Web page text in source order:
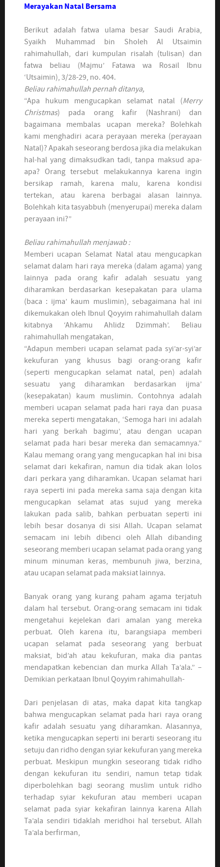
Merayakan Natal Bersama
Berikut adalah fatwa ulama besar Saudi Arabia,
Syaikh Muhammad bin Sholeh Al Utsaimin
rahimahullah, dari kumpulan risalah (tulisan) dan
fatwa beliau (Majmu’ Fatawa wa Rosail Ibnu
‘Utsaimin), 3/28-29, no. 404.
Beliau rahimahullah pernah ditanya,
“Apa hukum mengucapkan selamat natal (Merry
Christmas) pada orang kafir (Nashrani) dan
bagaimana membalas ucapan mereka? Bolehkah
kami menghadiri acara perayaan mereka (perayaan
Natal)? Apakah seseorang berdosa jika dia melakukan
hal-hal yang dimaksudkan tadi, tanpa maksud apa-
apa? Orang tersebut melakukannya karena ingin
bersikap ramah, karena malu, karena kondisi
tertekan, atau karena berbagai alasan lainnya.
Bolehkah kita tasyabbuh (menyerupai) mereka dalam
perayaan ini?”
Beliau rahimahullah menjawab :
Memberi ucapan Selamat Natal atau mengucapkan
selamat dalam hari raya mereka (dalam agama) yang
lainnya pada orang kafir adalah sesuatu yang
diharamkan berdasarkan kesepakatan para ulama
(baca : ijma’ kaum muslimin), sebagaimana hal ini
dikemukakan oleh Ibnul Qoyyim rahimahullah dalam
kitabnya ‘Ahkamu Ahlidz Dzimmah’. Beliau
rahimahullah mengatakan,
“Adapun memberi ucapan selamat pada syi’ar-syi’ar
kekufuran yang khusus bagi orang-orang kafir
(seperti mengucapkan selamat natal, pen) adalah
sesuatu yang diharamkan berdasarkan ijma’
(kesepakatan) kaum muslimin. Contohnya adalah
memberi ucapan selamat pada hari raya dan puasa
mereka seperti mengatakan, ‘Semoga hari ini adalah
hari yang berkah bagimu’, atau dengan ucapan
selamat pada hari besar mereka dan semacamnya.”
Kalau memang orang yang mengucapkan hal ini bisa
selamat dari kekafiran, namun dia tidak akan lolos
dari perkara yang diharamkan. Ucapan selamat hari
raya seperti ini pada mereka sama saja dengan kita
mengucapkan selamat atas sujud yang mereka
lakukan pada salib, bahkan perbuatan seperti ini
lebih besar dosanya di sisi Allah. Ucapan selamat
semacam ini lebih dibenci oleh Allah dibanding
seseorang memberi ucapan selamat pada orang yang
minum minuman keras, membunuh jiwa, berzina,
atau ucapan selamat pada maksiat lainnya.
Banyak orang yang kurang paham agama terjatuh
dalam hal tersebut. Orang-orang semacam ini tidak
mengetahui kejelekan dari amalan yang mereka
perbuat. Oleh karena itu, barangsiapa memberi
ucapan selamat pada seseorang yang berbuat
maksiat, bid’ah atau kekufuran, maka dia pantas
mendapatkan kebencian dan murka Allah Ta’ala.” –
Demikian perkataan Ibnul Qoyyim rahimahullah-
Dari penjelasan di atas, maka dapat kita tangkap
bahwa mengucapkan selamat pada hari raya orang
kafir adalah sesuatu yang diharamkan. Alasannya,
ketika mengucapkan seperti ini berarti seseorang itu
setuju dan ridho dengan syiar kekufuran yang mereka
perbuat. Meskipun mungkin seseorang tidak ridho
dengan kekufuran itu sendiri, namun tetap tidak
diperbolehkan bagi seorang muslim untuk ridho
terhadap syiar kekufuran atau memberi ucapan
selamat pada syiar kekafiran lainnya karena Allah
Ta’ala sendiri tidaklah meridhoi hal tersebut. Allah
Ta’ala berfirman,